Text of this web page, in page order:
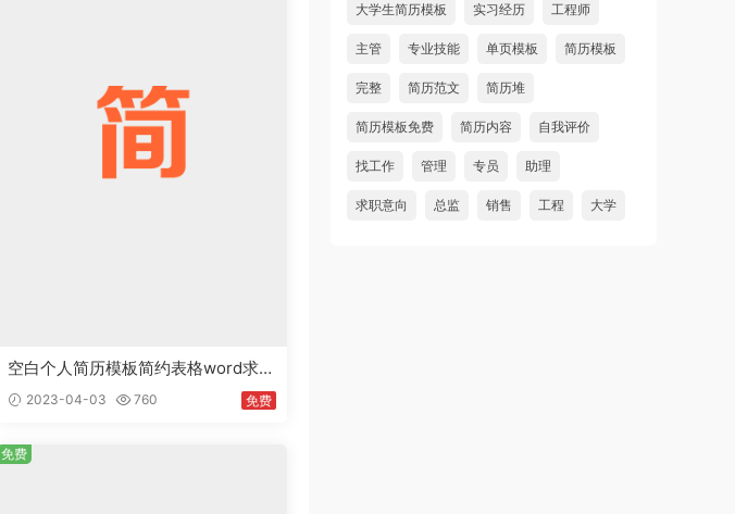
空白个人简历模板简约表格word求职
简历模板免费下载
2023-04-03 760 免费
免费
大学生简历模板 实习经历 工程师
主管 专业技能 单页模板 简历模板
完整 简历范文 简历堆
简历模板免费 简历内容 自我评价
找工作 管理 专员 助理
求职意向 总监 销售 工程 大学